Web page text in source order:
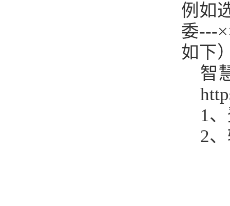
例如
委---
如下
智
1
2